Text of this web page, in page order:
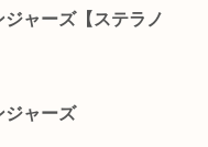
ャーズ【ステラノ
ジャーズ